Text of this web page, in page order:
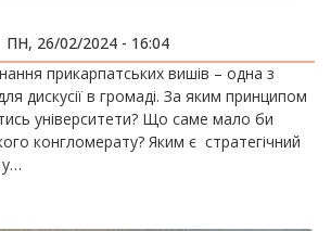
ПН, 26/02/2024 - 16:04
прикарпатських вишів – одна з
дискусії в громаді. За яким принципом
університети? Що саме мало би
конгломерату? Яким є стратегічний
у…